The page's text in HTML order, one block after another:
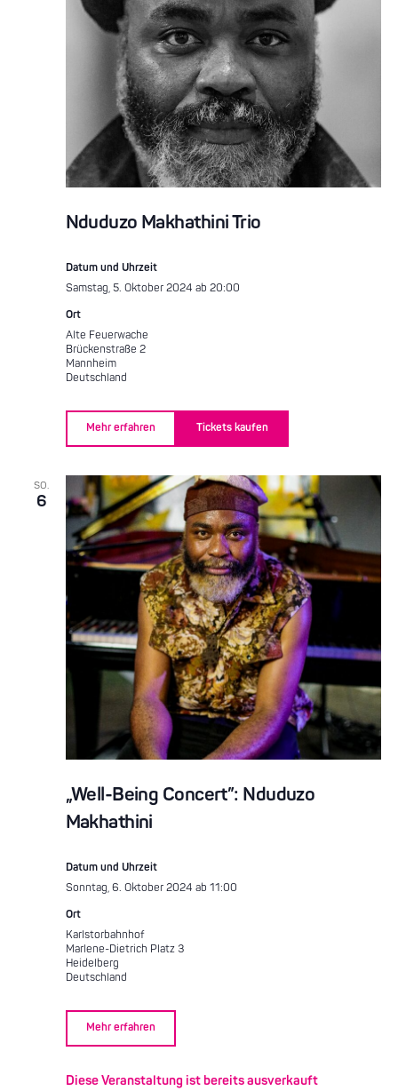
Nduduzo Makhathini Trio
Datum und Uhrzeit
Samstag, 5. Oktober 2024 ab 20:00
Ort
Alte Feuerwache
Brückenstraße 2
Mannheim
Deutschland
Mehr erfahren Tickets kaufen
SO.
6
„Well-Being Concert”: Nduduzo
Makhathini
Datum und Uhrzeit
Sonntag, 6. Oktober 2024 ab 11:00
Ort
Karlstorbahnhof
Marlene-Dietrich Platz 3
Heidelberg
Deutschland
Mehr erfahren
Diese Veranstaltung ist bereits ausverkauft